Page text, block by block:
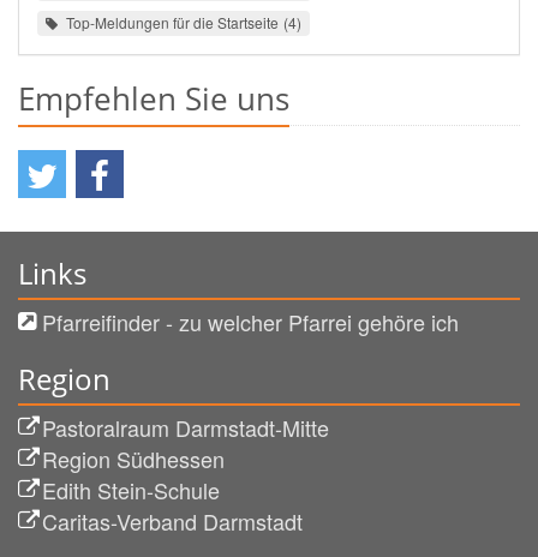
Top-Meldungen für die Startseite 4
Empfehlen Sie uns
Links
Pfarreifinder - zu welcher Pfarrei gehöre ich
Region
Pastoralraum Darmstadt-Mitte
Region Südhessen
Edith Stein-Schule
Caritas-Verband Darmstadt